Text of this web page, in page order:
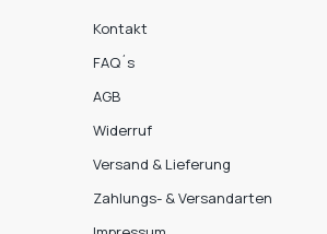
Kontakt
FAQ´s
AGB
Widerruf
Versand & Lieferung
Zahlungs- & Versandarten